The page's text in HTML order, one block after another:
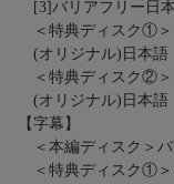
[3]バリアフリー日
＜特典ディスク①＞
(オリジナル)日本語
＜特典ディスク②＞
(オリジナル)日本語
【字幕】
＜本編ディスク＞
＜特典ディスク①＞